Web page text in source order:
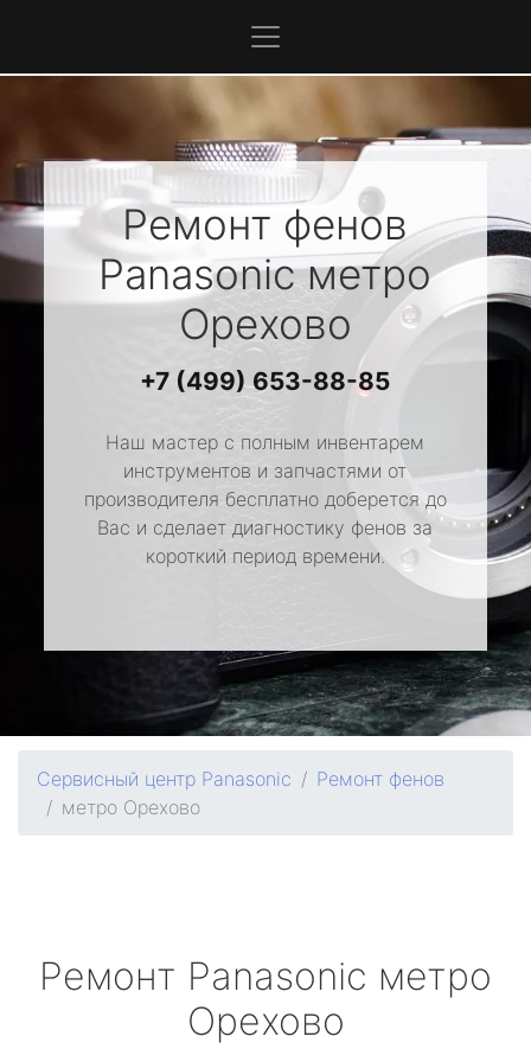
Ремонт фенов
Panasonicметро
Орехово
+7 (499) 653-88-85
Наш мастер с полным инвентарем
инструментов и запчастями от
производителя бесплатно доберется до
Вас и сделает диагностику фенов за
короткий период времени.
Сервисный центр Panasonic
Ремонт фенов
метро Орехово
Ремонт Panasonic метро
Орехово